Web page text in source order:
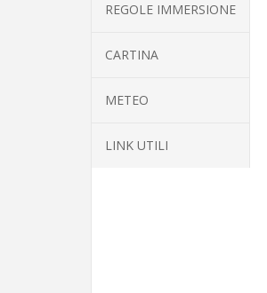
REGOLE IMMERSIONE
CARTINA
METEO
LINK UTILI